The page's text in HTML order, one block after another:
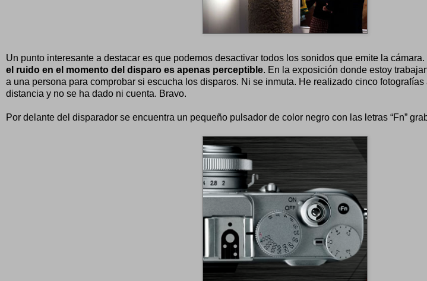
Un punto interesante a destacar es que podemos desactivar todos los sonidos que emite la
el ruido en el momento del disparo es apenas perceptible. En la exposición donde estoy
a una persona para comprobar si escucha los disparos. Ni se inmuta. He realizado cinco
distancia y no se ha dado ni cuenta. Bravo.
Por delante del disparador se encuentra un pequeño pulsador de color negro con las letras “Fn”